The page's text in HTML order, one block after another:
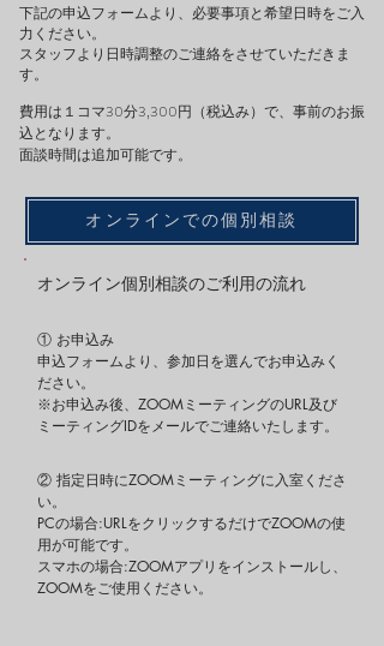
下記の申込フォームより、必要事項と希望日時をご入
力ください。
スタッフより日時調整のご連絡をさせていただきま
す。
費用は１コマ30分3,300円（税込み）で、事前のお振
込となります。
面談時間は追加可能です。
オンラインでの個別相談
オンライン個別相談のご利用の流れ
① お申込み
申込フォームより、参加日を選んでお申込みく
ださい。
※お申込み後、ZOOMミーティングのURL及び
ミーティングIDをメールでご連絡いたします。
② 指定日時にZOOMミーティングに入室くださ
い。
PCの場合:URLをクリックするだけでZOOMの使
用が可能です。
スマホの場合:ZOOMアプリをインストールし、
ZOOMをご使用ください。